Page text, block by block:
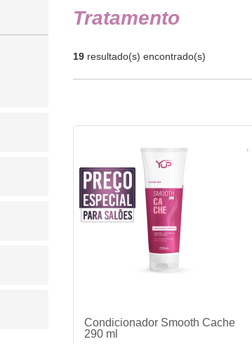
Tratamento
19 resultado(s) encontrado(s)
Condicionador Smooth Cache
290 ml